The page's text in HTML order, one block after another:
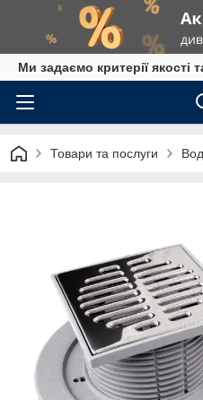
Ми задаємо критерії якості
Товари та послуги